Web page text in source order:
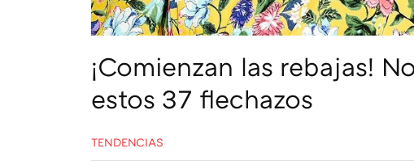
¡Comienzan las rebajas!
estos 37 flechazos
TENDENCIAS